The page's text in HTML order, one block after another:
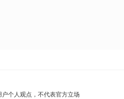
户个人观点，不代表官方立场